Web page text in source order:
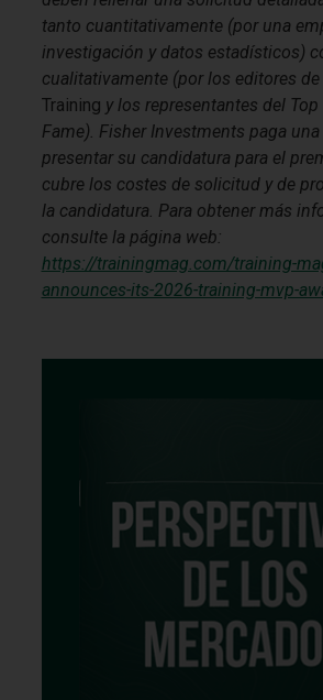
tanto cuantitativamente (por una
investigación y datos estadísticos)
cualitativamente (por los editores de
Training y los representantes del
Fame). Fisher Investments paga
presentar su candidatura para el
cubre los costes de solicitud y de
la candidatura. Para obtener más
consulte la página web:
https://trainingmag.com/training-
announces-its-2026-training-mvp-